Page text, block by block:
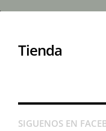
Tienda
SIGUENOS EN